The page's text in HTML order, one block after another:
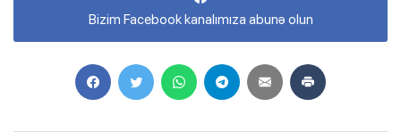
Bizim Facebook kanalımıza abunə olun